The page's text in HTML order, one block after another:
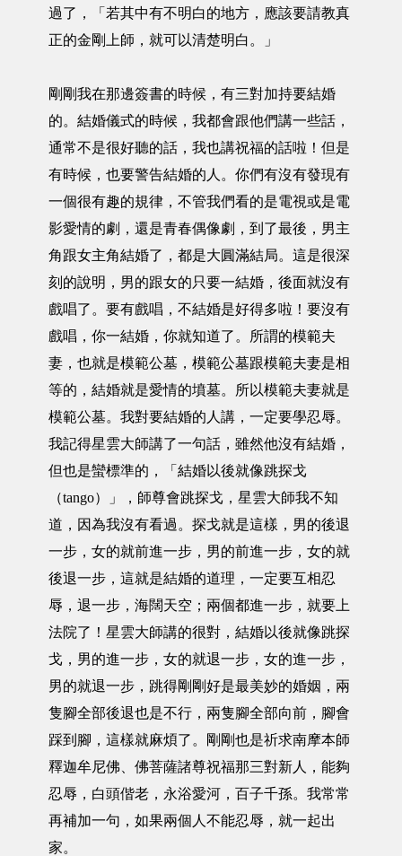
過了，「若其中有不明白的地方，應該要請教真
正的金剛上師，就可以清楚明白。」
剛剛我在那邊簽書的時候，有三對加持要結婚
的。結婚儀式的時候，我都會跟他們講一些話，
通常不是很好聽的話，我也講祝福的話啦！但是
有時候，也要警告結婚的人。你們有沒有發現有
一個很有趣的規律，不管我們看的是電視或是電
影愛情的劇，還是青春偶像劇，到了最後，男主
角跟女主角結婚了，都是大圓滿結局。這是很深
刻的說明，男的跟女的只要一結婚，後面就沒有
戲唱了。要有戲唱，不結婚是好得多啦！要沒有
戲唱，你一結婚，你就知道了。所謂的模範夫
妻，也就是模範公墓，模範公墓跟模範夫妻是相
等的，結婚就是愛情的墳墓。所以模範夫妻就是
模範公墓。我對要結婚的人講，一定要學忍辱。
我記得星雲大師講了一句話，雖然他沒有結婚，
但也是蠻標準的，「結婚以後就像跳探戈
（tango）」，師尊會跳探戈，星雲大師我不知
道，因為我沒有看過。探戈就是這樣，男的後退
一步，女的就前進一步，男的前進一步，女的就
後退一步，這就是結婚的道理，一定要互相忍
辱，退一步，海闊天空；兩個都進一步，就要上
法院了！星雲大師講的很對，結婚以後就像跳探
戈，男的進一步，女的就退一步，女的進一步，
男的就退一步，跳得剛剛好是最美妙的婚姻，兩
隻腳全部後退也是不行，兩隻腳全部向前，腳會
踩到腳，這樣就麻煩了。剛剛也是祈求南摩本師
釋迦牟尼佛、佛菩薩諸尊祝福那三對新人，能夠
忍辱，白頭偕老，永浴愛河，百子千孫。我常常
再補加一句，如果兩個人不能忍辱，就一起出
家。